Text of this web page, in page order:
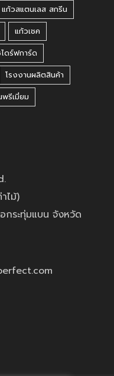
แก้วสแตนเลส สกรีน
แก้วเชค
ดร์ฟการ์ด
โรงงานผลิตสินค้า
พรีเมี่ยม
ไม้)
กระทุ่มแบน จังหวัด